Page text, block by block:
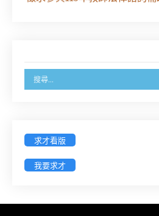
臺灣新北地方法院115年第2次
入校扎根計畫講師之會員(8/14
新竹律師公會8/21(五)舉辦「
求才看版
我要求才